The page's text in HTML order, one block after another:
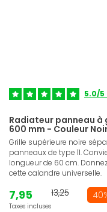
5.0/5
Radiateur panneau à
600 mm - Couleur
Grille supérieure noire
panneaux de type 11.
longueur de 60 cm.
cette calandre universelle.
7,95
Taxes incluses
13,25